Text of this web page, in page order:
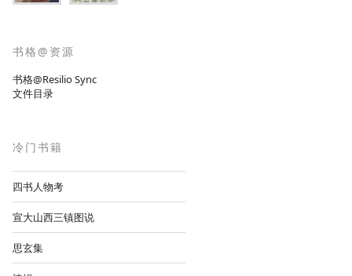
书格@资源
书格@Resilio Sync
文件目录
冷门书籍
四书人物考
宣大山西三镇图说
思玄集